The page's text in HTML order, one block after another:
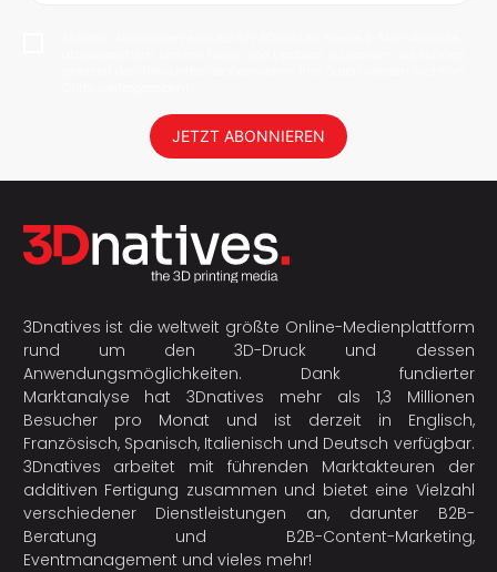
JETZT ABONNIEREN
3Dnatives ist die weltweit größte Online-Medienplattform
rund um den 3D-Druck und dessen
Anwendungsmöglichkeiten. Dank fundierter
Marktanalyse hat 3Dnatives mehr als 1,3 Millionen
Besucher pro Monat und ist derzeit in Englisch,
Französisch, Spanisch, Italienisch und Deutsch verfügbar.
3Dnatives arbeitet mit führenden Marktakteuren der
additiven Fertigung zusammen und bietet eine Vielzahl
verschiedener Dienstleistungen an, darunter B2B-
Beratung und B2B-Content-Marketing,
Eventmanagement und vieles mehr!